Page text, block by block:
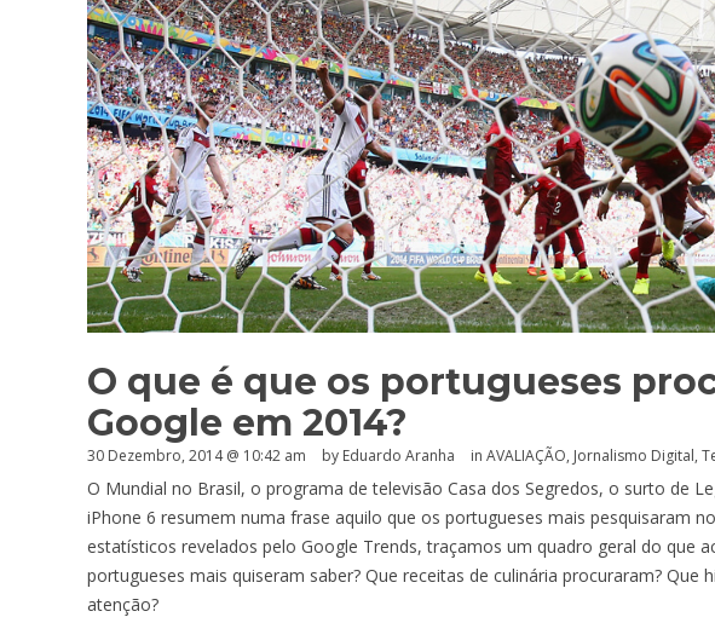
O que é que os portugueses
Google em 2014?
30 Dezembro, 2014 @ 10:42 am by Eduardo Aranha in AVALIAÇÃO, Jornalismo Digital,
O Mundial no Brasil, o programa de televisão Casa dos Segredos, o surto de
iPhone 6 resumem numa frase aquilo que os portugueses mais pesquisaram
estatísticos revelados pelo Google Trends, traçamos um quadro geral do que
portugueses mais quiseram saber? Que receitas de culinária procuraram?
atenção?